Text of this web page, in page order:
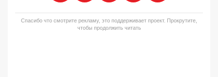
Спасибо что смотрите рекламу, это поддерживает проект. Прокрутите,
чтобы продолжить читать